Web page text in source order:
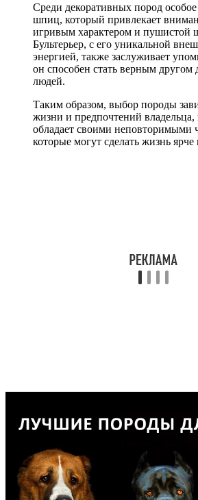
Среди декоративных пород
шпиц, который привлекает
игривым характером и пушистой
Бультерьер, с его уникальной
энергией, также заслуживает
он способен стать верным другом
людей.
Таким образом, выбор породы
жизни и предпочтений
обладает своими неповторимыми
которые могут сделать жизнь ярче